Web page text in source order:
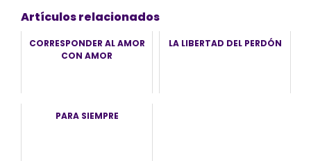
Artículos relacionados
CORRESPONDER AL AMOR
CON AMOR
LA LIBERTAD DEL PERDÓN
PARA SIEMPRE